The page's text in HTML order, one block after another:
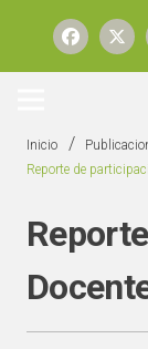
Inicio /
Reporte de